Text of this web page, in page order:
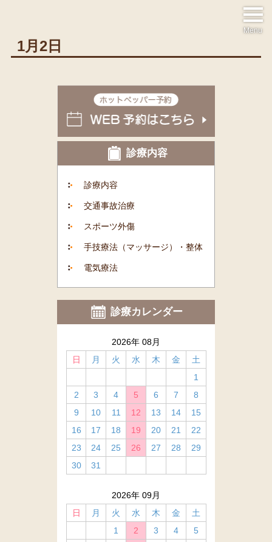
Menu
1月2日
診療内容
診療内容
交通事故治療
スポーツ外傷
手技療法（マッサージ）・整体
電気療法
診療カレンダー
2026年 08月
日
月 火 水 木 金
土
1
2
3 4 5 6 7
8
9
10 11 12 13 14
15
16
17 18 19 20 21
22
23
24 25 26 27 28
29
30
31
2026年 09月
日
月 火 水 木 金
土
1
2 3 4
5